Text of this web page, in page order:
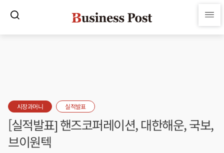
시장과머니 실적발표
[실적발표] 핸즈코퍼레이션, 대한해운, 국보,
브이원텍